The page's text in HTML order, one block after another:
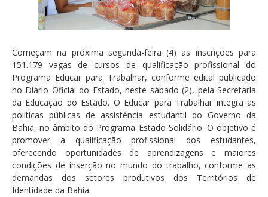
Começam na próxima segunda-feira (4) as inscrições para
151.179 vagas de cursos de qualificação profissional do
Programa Educar para Trabalhar, conforme edital publicado
no Diário Oficial do Estado, neste sábado (2), pela Secretaria
da Educação do Estado. O Educar para Trabalhar integra as
políticas públicas de assistência estudantil do Governo da
Bahia, no âmbito do Programa Estado Solidário. O objetivo é
promover a qualificação profissional dos estudantes,
oferecendo oportunidades de aprendizagens e maiores
condições de inserção no mundo do trabalho, conforme as
demandas dos setores produtivos dos Territórios de
Identidade da Bahia.